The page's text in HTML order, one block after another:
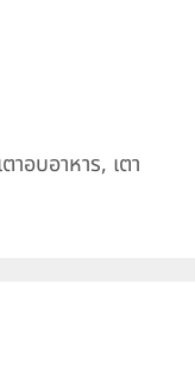
ตาอบอาหาร, เตา